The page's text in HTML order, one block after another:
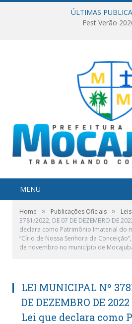
ÚLTIMAS
Fest Verão
MENU
Home » Publicações Oficiais » Leis
3781/2022, DE 07 DE DEZEMBRO DE
declara como Patrimônio Imaterial do
“Círio de Nossa Senhora da
de novembro no município de
LEI MUNICIPAL Nº
DE DEZEMBRO DE
Lei que declara como